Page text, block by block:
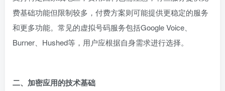
费基础功能但限制较多，付费方案则可能提供更稳定的服务
和更多功能。常见的虚拟号码服务包括Google Voice、
Burner、Hushed等，用户应根据自身需求进行选择。
二、加密应用的技术基础